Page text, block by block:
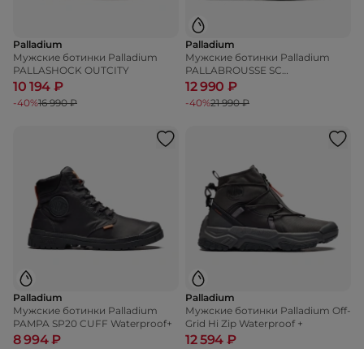
Palladium
Мужские ботинки Palladium
PALLASHOCK OUTCITY
10 194 ₽
-40%16 990 ₽
Palladium
Мужские ботинки Palladium
PALLABROUSSE SC
WATERPROOF +
12 990 ₽
-40%21 990 ₽
Palladium
Мужские ботинки Palladium
PAMPA SP20 CUFF Waterproof+
8 994 ₽
Palladium
Мужские ботинки Palladium Off-
Grid Hi Zip Waterproof +
12 594 ₽